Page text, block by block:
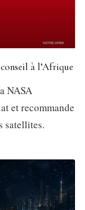
à l’Afrique
NASA
et recommande
satellites.